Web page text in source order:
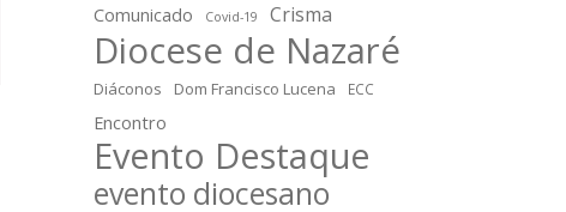
Comunicado Covid-19 Crisma
Diocese de Nazaré
Diáconos Dom Francisco Lucena ECC
Encontro
Evento Destaque
evento diocesano